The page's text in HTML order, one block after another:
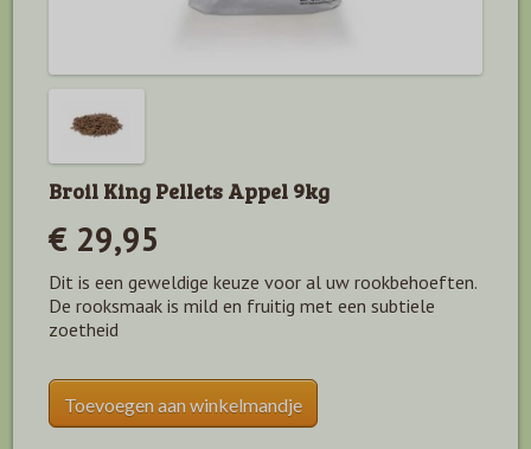
Broil King Pellets Appel 9kg
€ 29,95
Dit is een geweldige keuze voor al uw rookbehoeften.
De rooksmaak is mild en fruitig met een subtiele
zoetheid
Toevoegen aan winkelmandje